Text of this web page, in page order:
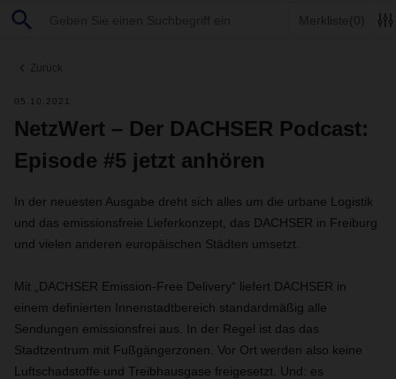
Merkliste(0)
Zurück
05.10.2021
NetzWert – Der DACHSER Podcast:
Episode #5 jetzt anhören
In der neuesten Ausgabe dreht sich alles um die urbane Logistik
und das emissionsfreie Lieferkonzept, das DACHSER in Freiburg
und vielen anderen europäischen Städten umsetzt.
Mit „DACHSER Emission-Free Delivery“ liefert DACHSER in
einem definierten Innenstadtbereich standardmäßig alle
Sendungen emissionsfrei aus. In der Regel ist das das
Stadtzentrum mit Fußgängerzonen. Vor Ort werden also keine
Luftschadstoffe und Treibhausgase freigesetzt. Und: es